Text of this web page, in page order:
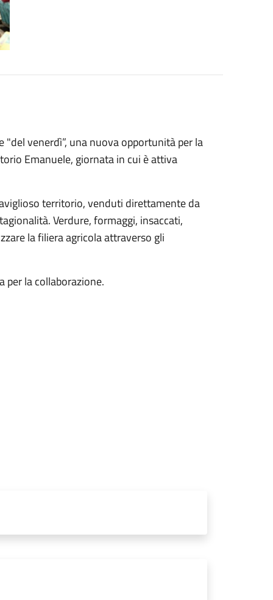
venerdì”, una nuova opportunità per la
Emanuele, giornata in cui è attiva
territorio, venduti direttamente da
Verdure, formaggi, insaccati,
la filiera agricola attraverso gli
per la collaborazione.